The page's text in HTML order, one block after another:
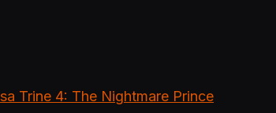
Trine 4: The Nightmare Prince